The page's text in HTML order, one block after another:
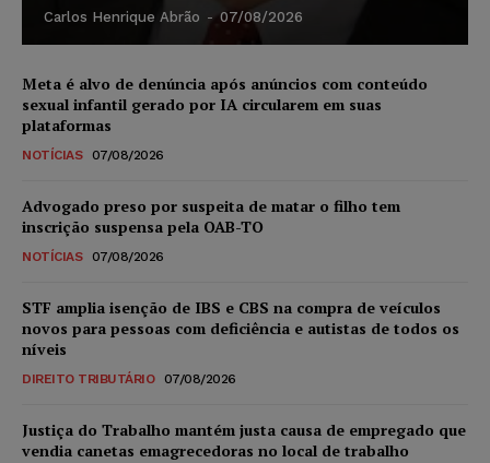
Carlos Henrique Abrão - 07/08/2026
Meta é alvo de denúncia após anúncios com conteúdo
sexual infantil gerado por IA circularem em suas
plataformas
NOTÍCIAS 07/08/2026
Advogado preso por suspeita de matar o filho tem
inscrição suspensa pela OAB-TO
NOTÍCIAS 07/08/2026
STF amplia isenção de IBS e CBS na compra de veículos
novos para pessoas com deficiência e autistas de todos os
níveis
DIREITO TRIBUTÁRIO 07/08/2026
Justiça do Trabalho mantém justa causa de empregado que
vendia canetas emagrecedoras no local de trabalho